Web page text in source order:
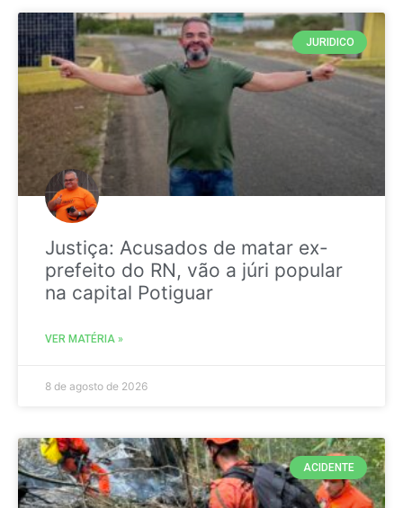
JURIDICO
Justiça: Acusados de matar ex-
prefeito do RN, vão a júri popular
na capital Potiguar
VER MATÉRIA »
8 de agosto de 2026
ACIDENTE